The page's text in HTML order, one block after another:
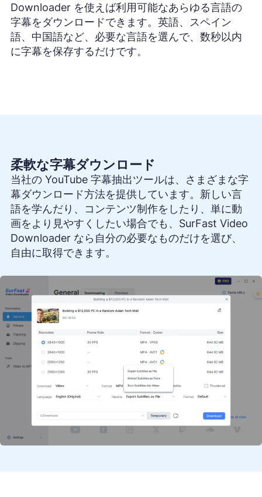
Downloader を使えば利用可能なあらゆる言語の
字幕をダウンロードできます。英語、スペイン
語、中国語など、必要な言語を選んで、数秒以内
に字幕を保存するだけです。
柔軟な字幕ダウンロード
当社の YouTube 字幕抽出ツールは、さまざまな字
幕ダウンロード方法を提供しています。新しい言
語を学んだり、コンテンツ制作をしたり、単に動
画をより見やすくしたい場合でも、SurFast Video
Downloader なら自分の必要なものだけを選び、
自由に取得できます。